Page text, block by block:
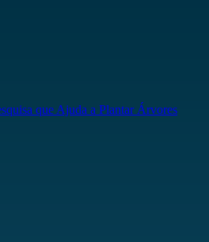
que Ajuda a Plantar Árvores